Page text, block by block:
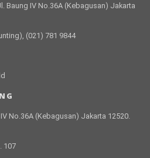
Baung IV No.36A (Kebagusan) Jakarta
(021) 781 9844
No.36A (Kebagusan) Jakarta 12520.
107